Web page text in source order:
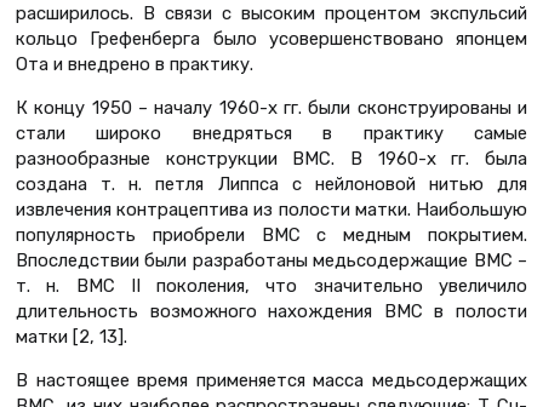
расширилось. В связи с высоким процентом экспульсий
кольцо Грефенберга было усовершенствовано японцем
Ота и внедрено в практику.
К концу 1950 – началу 1960-х гг. были сконструированы и
стали широко внедряться в практику самые
разнообразные конструкции ВМС. В 1960-х гг. была
создана т. н. петля Липпса с нейлоновой нитью для
извлечения контрацептива из полости матки. Наибольшую
популярность приобрели ВМС с медным покрытием.
Впоследствии были разработаны медьсодержащие ВМС –
т. н. ВМС II поколения, что значительно увеличило
длительность возможного нахождения ВМС в полости
матки [2, 13].
В настоящее время применяется масса медьсодержащих